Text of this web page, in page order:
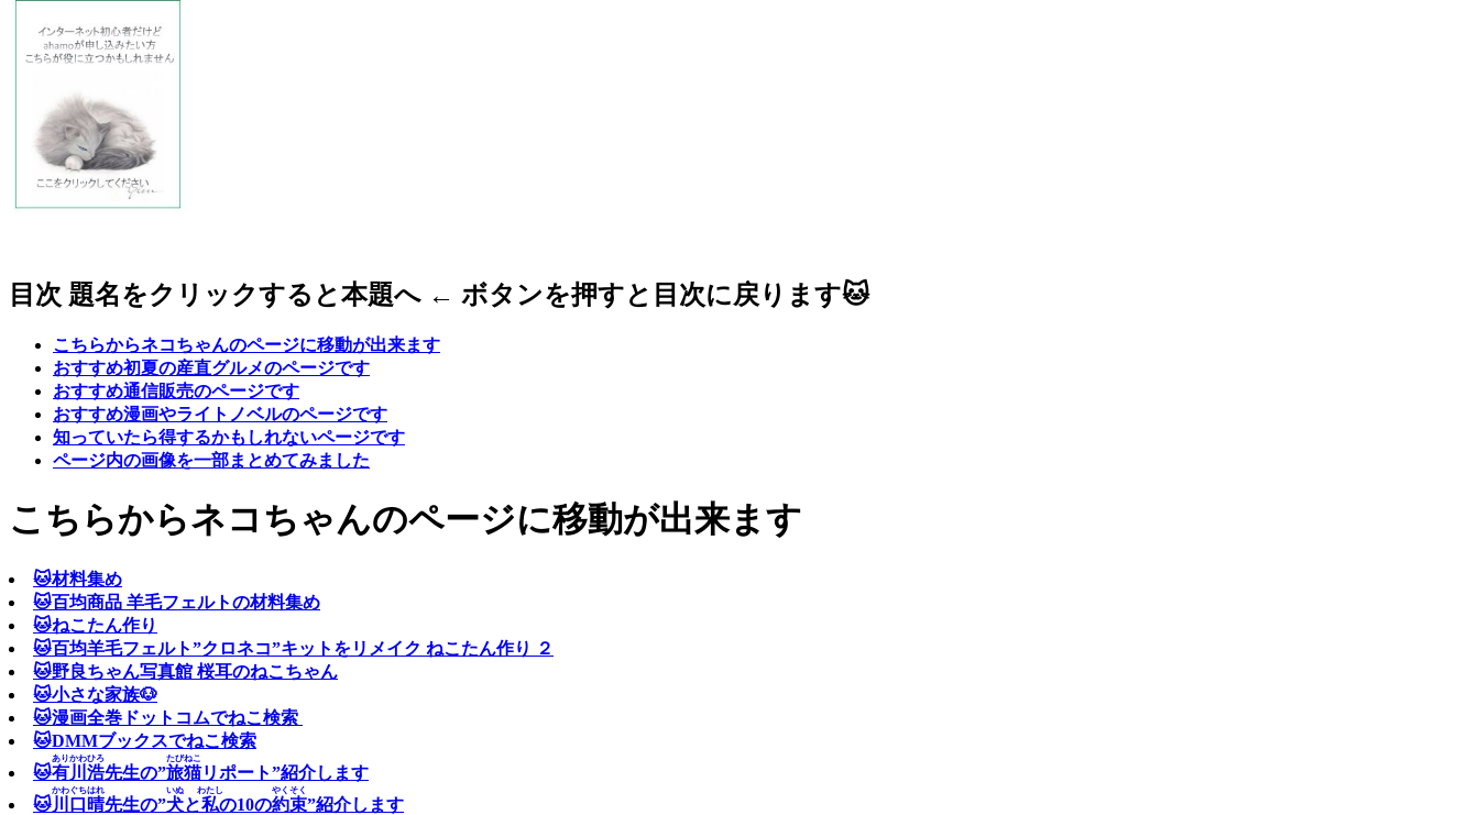
目次 題名をクリックすると本題へ ← ボタンを押すと目次に戻ります🐱
こちらからネコちゃんのページに移動が出来ます
おすすめ初夏の産直グルメのページです
おすすめ通信販売のページです
おすすめ漫画やライトノベルのページです
知っていたら得するかもしれないページです
ページ内の画像を一部まとめてみました
こちらからネコちゃんのページに移動が出来ます
🐱材料集め
🐱百均商品 羊毛フェルトの材料集め
🐱ねこたん作り
🐱百均羊毛フェルト”クロネコ”キットをリメイク ねこたん作り ２
🐱野良ちゃん写真館 桜耳のねこちゃん
🐱小さな家族🐶
🐱漫画全巻ドットコムでねこ検索
🐱DMMブックスでねこ検索
🐱有川浩
ありかわひろ
先生の”旅猫
たびねこ
リポート”紹介します
🐱川口晴
かわぐちはれ
先生の”犬
いぬ
と私
わたし
の10の約束
やくそく
”紹介します